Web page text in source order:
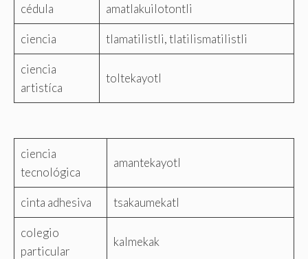
cédula amatlakuilotontli
ciencia tlamatilistli, tlatilismatilistli
ciencia
artistíca
toltekayotl
ciencia
tecnológica
amantekayotl
cinta adhesiva tsakaumekatl
colegio
particular
kalmekak